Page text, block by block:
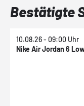
Bestätigte
10.08.26 - 09:00 Uhr
Nike Air Jordan 6